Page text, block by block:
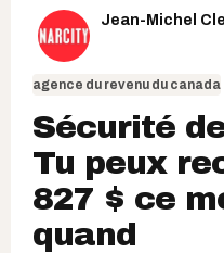
Jean-Michel
agence du revenu du canada
Sécurité
Tu peux
827 $ ce
quand